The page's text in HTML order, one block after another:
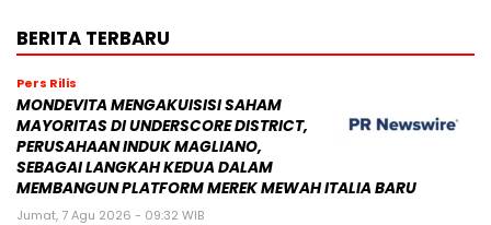
BERITA TERBARU
Pers Rilis
MONDEVITA MENGAKUISISI SAHAM
MAYORITAS DI UNDERSCORE DISTRICT,
PERUSAHAAN INDUK MAGLIANO,
SEBAGAI LANGKAH KEDUA DALAM
MEMBANGUN PLATFORM MEREK MEWAH ITALIA BARU
Jumat, 7 Agu 2026 - 09:32 WIB